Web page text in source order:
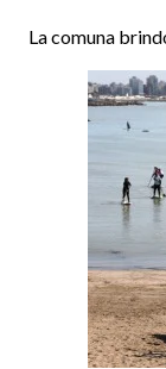
La comuna